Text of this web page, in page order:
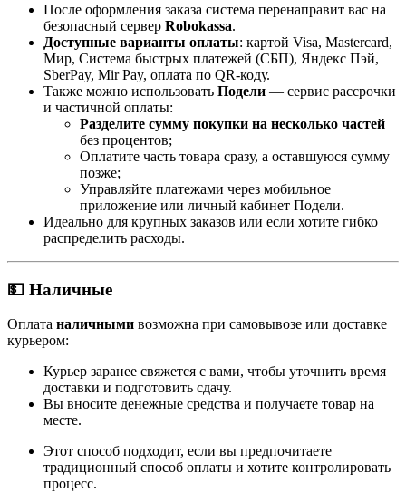
После оформления заказа система перенаправит вас на
безопасный сервер Robokassa.
Доступные варианты оплаты: картой Visa, Mastercard,
Мир, Система быстрых платежей (СБП), Яндекс Пэй,
SberPay, Mir Pay, оплата по QR-коду.
Также можно использовать Подели — сервис рассрочки
и частичной оплаты:
Разделите сумму покупки на несколько частей
без процентов;
Оплатите часть товара сразу, а оставшуюся сумму
позже;
Управляйте платежами через мобильное
приложение или личный кабинет Подели.
Идеально для крупных заказов или если хотите гибко
распределить расходы.
💵 Наличные
Оплата наличными возможна при самовывозе или доставке
курьером:
Курьер заранее свяжется с вами, чтобы уточнить время
доставки и подготовить сдачу.
Вы вносите денежные средства и получаете товар на
месте.
Этот способ подходит, если вы предпочитаете
традиционный способ оплаты и хотите контролировать
процесс.